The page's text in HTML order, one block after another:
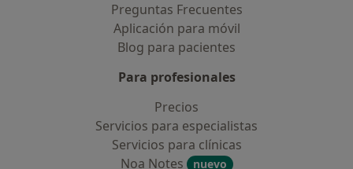
Preguntas Frecuentes
Aplicación para móvil
Blog para pacientes
Para profesionales
Precios
Servicios para especialistas
Servicios para clínicas
Noa Notes
nuevo